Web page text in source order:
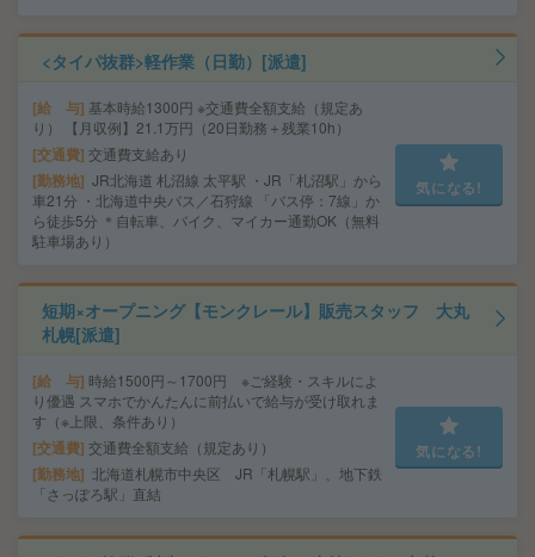
<タイパ抜群>軽作業（日勤）[派遣]
給 与 基本時給1300円 ※交通費全額支給（規定あ
り） 【月収例】21.1万円（20日勤務＋残業10h）
交通費 交通費支給あり
勤務地 JR北海道 札沼線 太平駅 ・JR「札沼駅」から
車21分 ・北海道中央バス／石狩線 「バス停：7線」か
ら徒歩5分 ＊自転車、バイク、マイカー通勤OK（無料
駐車場あり）
気になる!
短期×オープニング【モンクレール】販売スタッフ 大丸
札幌[派遣]
給 与 時給1500円～1700円 ※ご経験・スキルによ
り優遇 スマホでかんたんに前払いで給与が受け取れま
す（※上限、条件あり）
交通費 交通費全額支給（規定あり）
勤務地
北海道札幌市中央区 JR「札幌駅」、地下鉄
「さっぽろ駅」直結
気になる!